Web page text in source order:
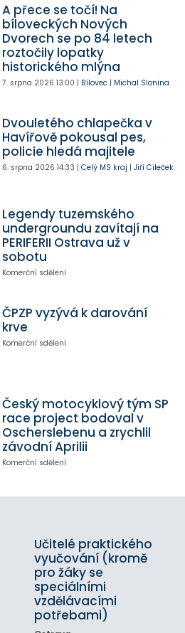
A přece se točí! Na
bíloveckých Nových
Dvorech se po 84 letech
roztočily lopatky
historického mlýna
7. srpna 2026 13:00 | Bílovec| Michal Slonina
Dvouletého chlapečka v
Havířově pokousal pes,
policie hledá majitele
6. srpna 2026 14:33 | Celý MS kraj | Jiří Cileček
Legendy tuzemského
undergroundu zavítají na
PERIFERII Ostrava už v
sobotu
Komerční sdělení
ČPZP vyzývá k darování
krve
Komerční sdělení
Český motocyklový tým SP
race project bodoval v
Oscherslebenu a zrychlil
závodní Aprilii
Komerční sdělení
Učitelé praktického
vyučování (kromě
pro žáky se
speciálními
vzdělávacími
potřebami)